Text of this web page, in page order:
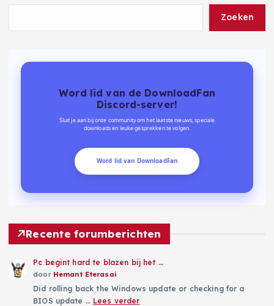
Zoeken
Word lid van de DownloadFan
Discord-server!
Sluit je aan bij onze community om het laatste nieuws, speciale
downloads en leuke gesprekken te volgen.
Word lid van DownloadFan
Recente forumberichten
Pc begint hard te blazen bij het …
door Hemant Eterasai
Did rolling back the Windows update or checking for a
BIOS update … Lees verder